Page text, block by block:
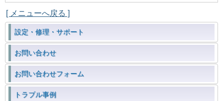
[ メニューへ戻る ]
設定・修理・サポート
お問い合わせ
お問い合わせフォーム
トラブル事例